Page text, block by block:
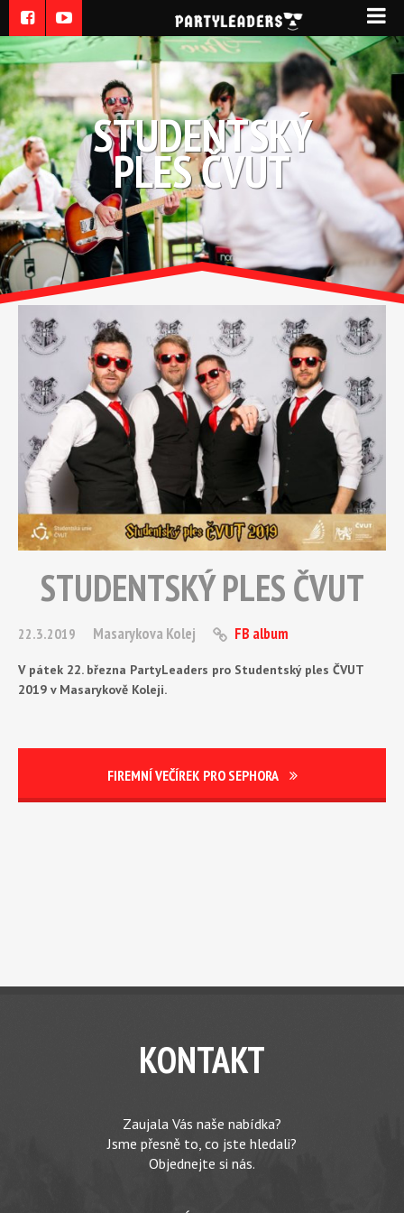
STUDENTSKÝ
PLES ČVUT
STUDENTSKÝ PLES ČVUT
22.3.2019 Masarykova Kolej FB album
V pátek 22. března PartyLeaders pro Studentský ples ČVUT
2019 v Masarykově Koleji.
FIREMNÍ VEČÍREK PRO SEPHORA
KONTAKT
Zaujala Vás naše nabídka?
Jsme přesně to, co jste hledali?
Objednejte si nás.